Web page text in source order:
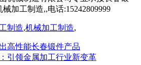
加工制造,,电话:15242809999
制造,机械加工制造,
高性能长春锻件产品
引领金属加工行业新变革